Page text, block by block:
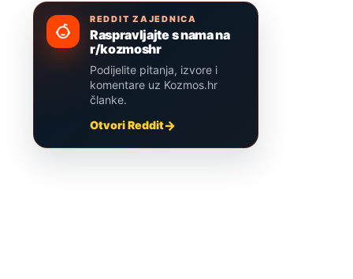
REDDIT ZAJEDNICA
Raspravljajte s nama na
r/kozmoshr
Podijelite pitanja, izvore i
komentare uz Kozmos.hr
članke.
Otvori Reddit